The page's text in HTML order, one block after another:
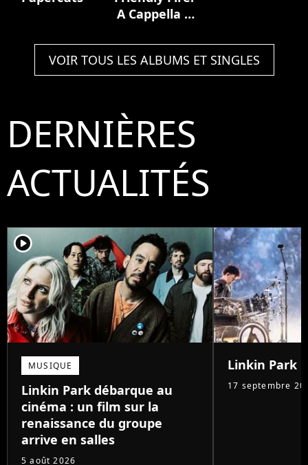
A Cappella +
VOIR TOUS LES ALBUMS ET SINGLES
DERNIÈRES
ACTUALITÉS
player2
MUSIQUE
Linkin Park débarque au
cinéma : un film sur la
renaissance du groupe
arrive en salles
5 août 2026
Linkin Park :
17 septembre